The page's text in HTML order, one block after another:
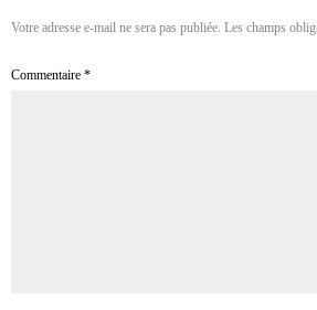
Votre adresse e-mail ne sera pas publiée. Les champs
Commentaire *